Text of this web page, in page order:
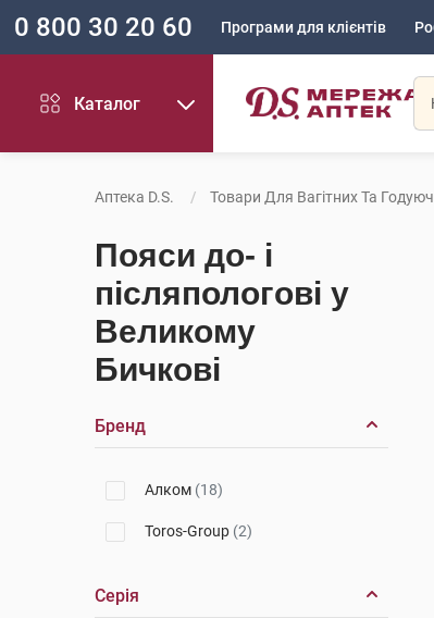
0 800 30 20 60 Програми для клієнтів
Каталог
Аптека D.S. Товари Для Вагітних Та
Пояси до- і
післяпологові у
Великому
Бичкові
Бренд
Алком (18)
Toros-Group (2)
Серія